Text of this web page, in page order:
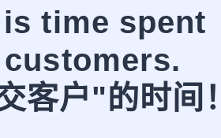
time spent
客户"的时间！